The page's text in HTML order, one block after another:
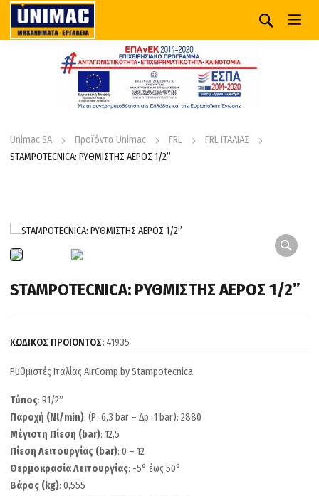
Unimac SA Προϊόντα Unimac FRL
FRL ΙΤΑΛΙΑΣ
STAMPOTECNICA: ΡΥΘΜΙΣΤΗΣ ΑΕΡΟΣ 1/2”
STAMPOTECNICA: ΡΥΘΜΙΣΤΗΣ ΑΕΡΟΣ 1/2”
ΚΩΔΙΚΟΣ ΠΡΟΪΟΝΤΟΣ: 41935
Ρυθμιστές Ιταλίας AirComp by Stampotecnica
Τύπος: R1/2”
Παροχή (Nl/min): (P=6,3 bar – Δp=1 bar): 2880
Μέγιστη Πίεση (bar): 12,5
Πίεση Λειτουργίας (bar): 0 – 12
Θερμοκρασία Λειτουργίας: -5° έως 50°
Βάρος (kg): 0,555